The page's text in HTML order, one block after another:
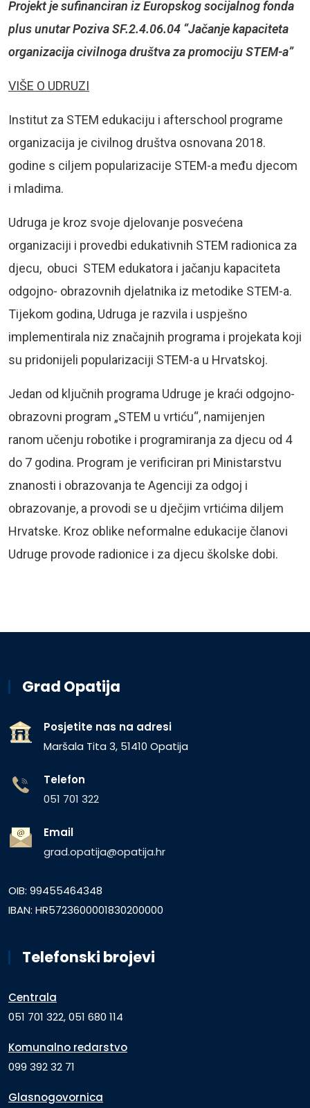
Projekt je sufinanciran iz Europskog socijalnog fonda
plus unutar Poziva SF.2.4.06.04 “Jačanje kapaciteta
organizacija civilnoga društva za promociju STEM-a”
VIŠE O UDRUZI
Institut za STEM edukaciju i afterschool programe
organizacija je civilnog društva osnovana 2018.
godine s ciljem popularizacije STEM-a među djecom
i mladima.
Udruga je kroz svoje djelovanje posvećena
organizaciji i provedbi edukativnih STEM radionica za
djecu, obuci STEM edukatora i jačanju kapaciteta
odgojno- obrazovnih djelatnika iz metodike STEM-a.
Tijekom godina, Udruga je razvila i uspješno
implementirala niz značajnih programa i projekata koji
su pridonijeli popularizaciji STEM-a u Hrvatskoj.
Jedan od ključnih programa Udruge je kraći odgojno-
obrazovni program „STEM u vrtiću“, namijenjen
ranom učenju robotike i programiranja za djecu od 4
do 7 godina. Program je verificiran pri Ministarstvu
znanosti i obrazovanja te Agenciji za odgoj i
obrazovanje, a provodi se u dječjim vrtićima diljem
Hrvatske. Kroz oblike neformalne edukacije članovi
Udruge provode radionice i za djecu školske dobi.
Grad Opatija
Posjetite nas na adresi
Maršala Tita 3, 51410 Opatija
Telefon
051 701 322
Email
grad.opatija@opatija.hr
OIB: 99455464348
IBAN: HR5723600001830200000
Telefonski brojevi
Centrala
051 701 322, 051 680 114
Komunalno redarstvo
099 392 32 71
Glasnogovornica